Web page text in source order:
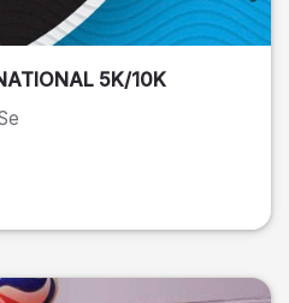
5K/10K